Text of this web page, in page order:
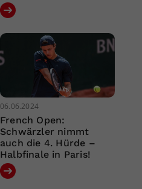
06.06.2024
French Open:
Schwärzler nimmt
auch die 4. Hürde –
Halbfinale in Paris!